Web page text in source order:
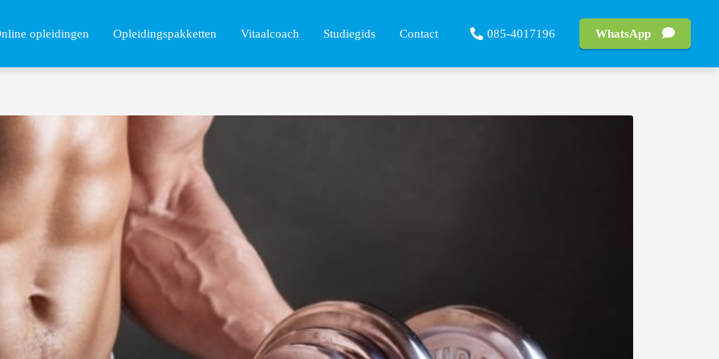
opleidingen Opleidingspakketten Vitaalcoach Studiegids Contact 085-4017196 WhatsApp